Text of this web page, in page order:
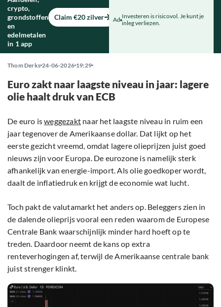
crypto,
grondstoffen
en
edelmetalen
in 1 app
Claim €20 zilver Ad Investeren is risicovol. Je kunt je
inleg verliezen.
Thom Derks 24-06-2026 19:29
Euro zakt naar laagste niveau in jaar: lagere
olie haalt druk van ECB
De euro isweggezakt naar het laagste niveau in ruim een
jaar tegenover de Amerikaanse dollar. Dat lijkt op het
eerste gezicht vreemd, omdat lagere olieprijzen juist goed
nieuws zijn voor Europa. De eurozone is namelijk sterk
afhankelijk van energie-import. Als olie goedkoper wordt,
daalt de inflatiedruk en krijgt de economie wat lucht.
Toch pakt de valutamarkt het anders op. Beleggers zien in
de dalende olieprijs vooral een reden waarom de Europese
Centrale Bank waarschijnlijk minder hard hoeft op te
treden. Daardoor neemt de kans op extra
renteverhogingen af, terwijl de Amerikaanse centrale bank
juist strenger klinkt.